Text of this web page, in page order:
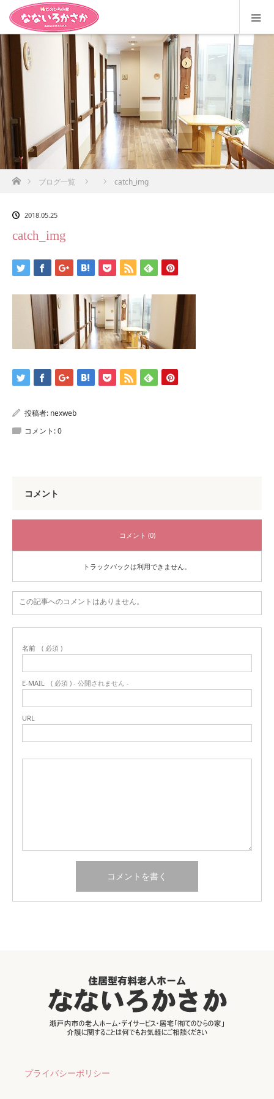
ホームブログ一覧 catch_img
2018.05.25
catch_img
投稿者: nexweb
コメント:0
コメント
コメント (0)
トラックバックは利用できません。
この記事へのコメントはありません。
名前 ( 必須 )
E-MAIL ( 必須 ) - 公開されません -
URL
プライバシーポリシー